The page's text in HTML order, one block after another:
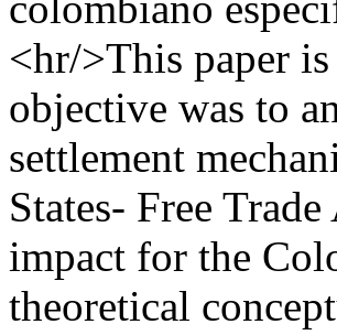
<hr/>This paper
objective was to
settlement
States- Free
impact for the
theoretical